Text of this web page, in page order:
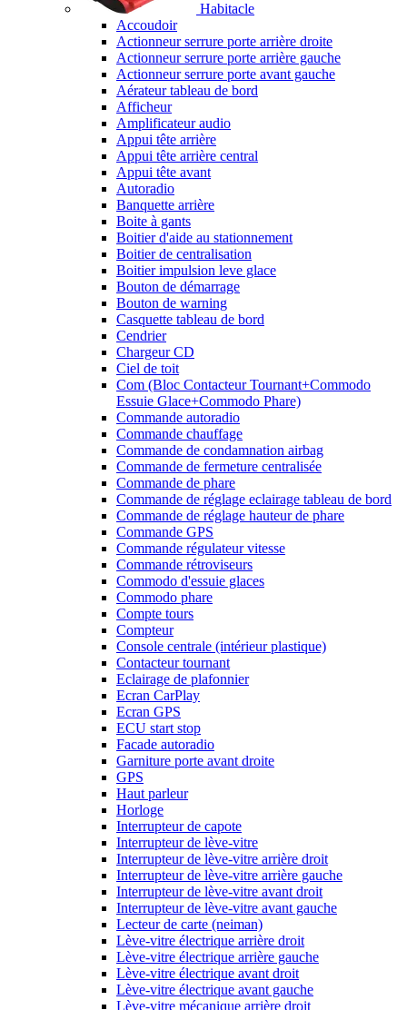
Habitacle
Accoudoir
Actionneur serrure porte arrière droite
Actionneur serrure porte arrière gauche
Actionneur serrure porte avant gauche
Aérateur tableau de bord
Afficheur
Amplificateur audio
Appui tête arrière
Appui tête arrière central
Appui tête avant
Autoradio
Banquette arrière
Boite à gants
Boitier d'aide au stationnement
Boitier de centralisation
Boitier impulsion leve glace
Bouton de démarrage
Bouton de warning
Casquette tableau de bord
Cendrier
Chargeur CD
Ciel de toit
Com (Bloc Contacteur Tournant+Commodo
Essuie Glace+Commodo Phare)
Commande autoradio
Commande chauffage
Commande de condamnation airbag
Commande de fermeture centralisée
Commande de phare
Commande de réglage eclairage tableau de bord
Commande de réglage hauteur de phare
Commande GPS
Commande régulateur vitesse
Commande rétroviseurs
Commodo d'essuie glaces
Commodo phare
Compte tours
Compteur
Console centrale (intérieur plastique)
Contacteur tournant
Eclairage de plafonnier
Ecran CarPlay
Ecran GPS
ECU start stop
Facade autoradio
Garniture porte avant droite
GPS
Haut parleur
Horloge
Interrupteur de capote
Interrupteur de lève-vitre
Interrupteur de lève-vitre arrière droit
Interrupteur de lève-vitre arrière gauche
Interrupteur de lève-vitre avant droit
Interrupteur de lève-vitre avant gauche
Lecteur de carte (neiman)
Lève-vitre électrique arrière droit
Lève-vitre électrique arrière gauche
Lève-vitre électrique avant droit
Lève-vitre électrique avant gauche
Lève-vitre mécanique arrière droit